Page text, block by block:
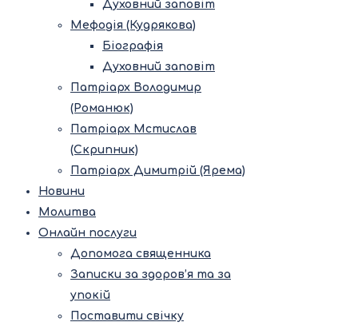
Духовний заповіт
Мефодія (Кудрякова)
Біографія
Духовний заповіт
Патріарх Володимир
(Романюк)
Патріарх Мстислав
(Скрипник)
Патріарх Димитрій (Ярема)
Новини
Молитва
Онлайн послуги
Допомога священника
Записки за здоров’я та за
упокій
Поставити свічку